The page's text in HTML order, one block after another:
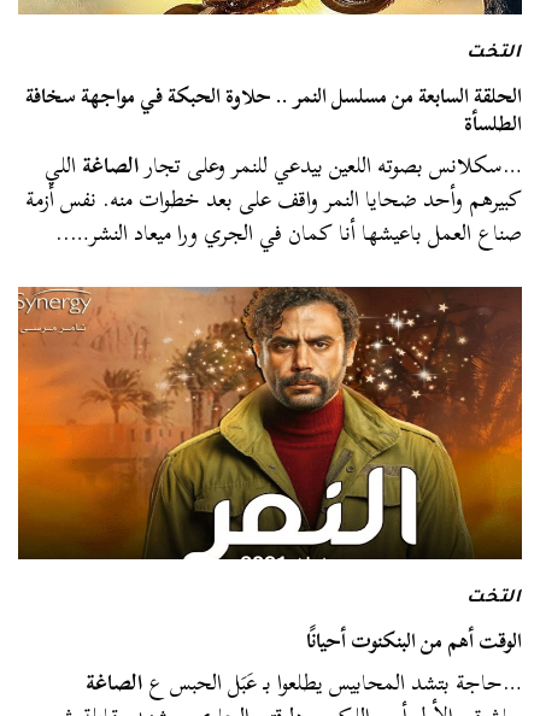
التخت
الحلقة السابعة من مسلسل النمر .. حلاوة الحبكة في مواجهة سخافة
الطلسأة
…سكلانس بصوته اللعين بيدعي للنمر وعلى تجارالصاغةاللي
كبيرهم وأحد ضحايا النمر واقف على بعد خطوات منه. نفس أزمة
صناع العمل باعيشها أنا كمان في الجري ورا ميعاد النشر…..
التخت
الوقت أهم من البنكنوت أحيانًا
…حاجة بتشد المحابيس يطلعوا بـ عَبَل الحبس عالصاغة